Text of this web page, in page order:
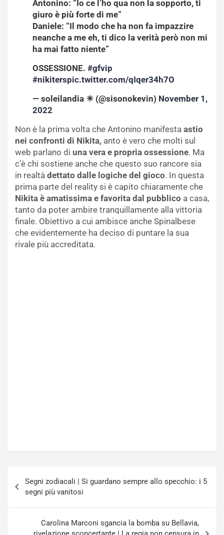
Antonino: “Io ce l’ho qua non la sopporto, ti
giuro è più forte di me”
Daniele: “Il modo che ha non fa impazzire
neanche a me eh, ti dico la verità però non mi
ha mai fatto niente”
OSSESSIONE. #gfvip
#nikiterspic.twitter.com/qIqer34h7O
— soleilandia ☀ (@sisonokevin) November 1,
2022
Non è la prima volta che Antonino manifesta astio
nei confronti di Nikita, anto è vero che molti sul
web parlano di una vera e propria ossessione. Ma
c’è chi sostiene anche che questo suo rancore sia
in realtà dettato dalle logiche del gioco. In questa
prima parte del reality si è capito chiaramente che
Nikita è amatissima e favorita dal pubblico a casa,
tanto da poter ambire tranquillamente alla vittoria
finale. Obiettivo a cui ambisce anche Spinalbese
che evidentemente ha deciso di puntare la sua
rivale più accreditata.
articoli
Segni zodiacali | Si guardano sempre allo specchio: i 5
segni più vanitosi
Carolina Marconi sgancia la bomba su Bellavia,